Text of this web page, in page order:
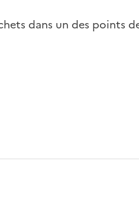
dans un des points